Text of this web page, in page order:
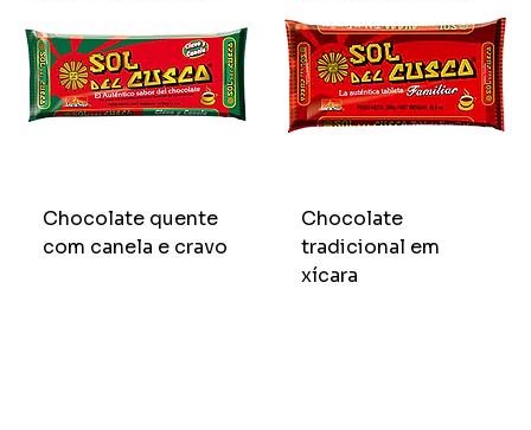
Chocolate quente
com canela e cravo
Chocolate
tradicional em
xícara